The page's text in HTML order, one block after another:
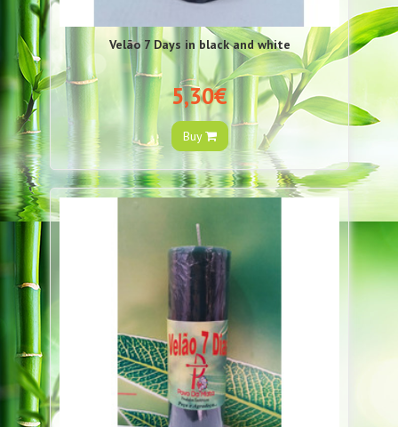
Velão 7 Days in black and white
5,30€
Buy